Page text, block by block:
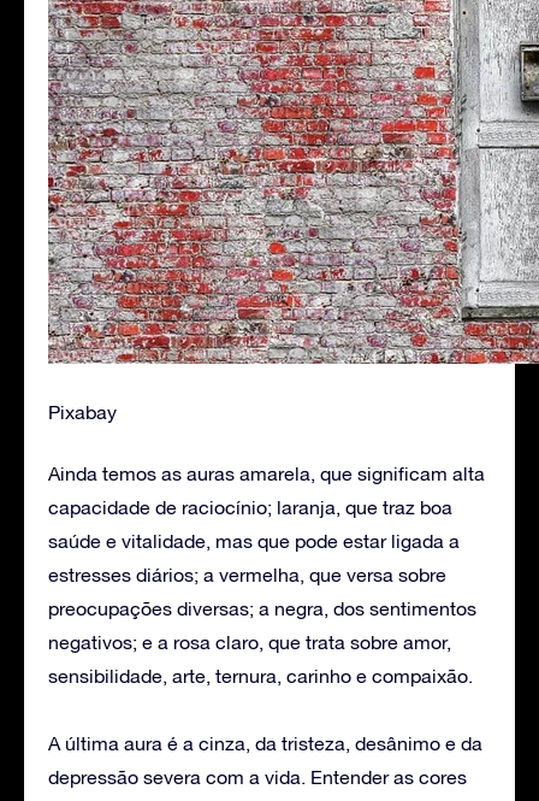
Pixabay
Ainda temos as auras amarela, que significam alta
capacidade de raciocínio; laranja, que traz boa
saúde e vitalidade, mas que pode estar ligada a
estresses diários; a vermelha, que versa sobre
preocupações diversas; a negra, dos sentimentos
negativos; e a rosa claro, que trata sobre amor,
sensibilidade, arte, ternura, carinho e compaixão.
A última aura é a cinza, da tristeza, desânimo e da
depressão severa com a vida. Entender as cores